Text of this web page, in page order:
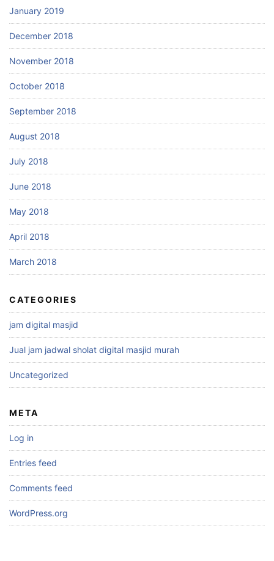
January 2019
December 2018
November 2018
October 2018
September 2018
August 2018
July 2018
June 2018
May 2018
April 2018
March 2018
CATEGORIES
jam digital masjid
Jual jam jadwal sholat digital masjid murah
Uncategorized
META
Log in
Entries feed
Comments feed
WordPress.org